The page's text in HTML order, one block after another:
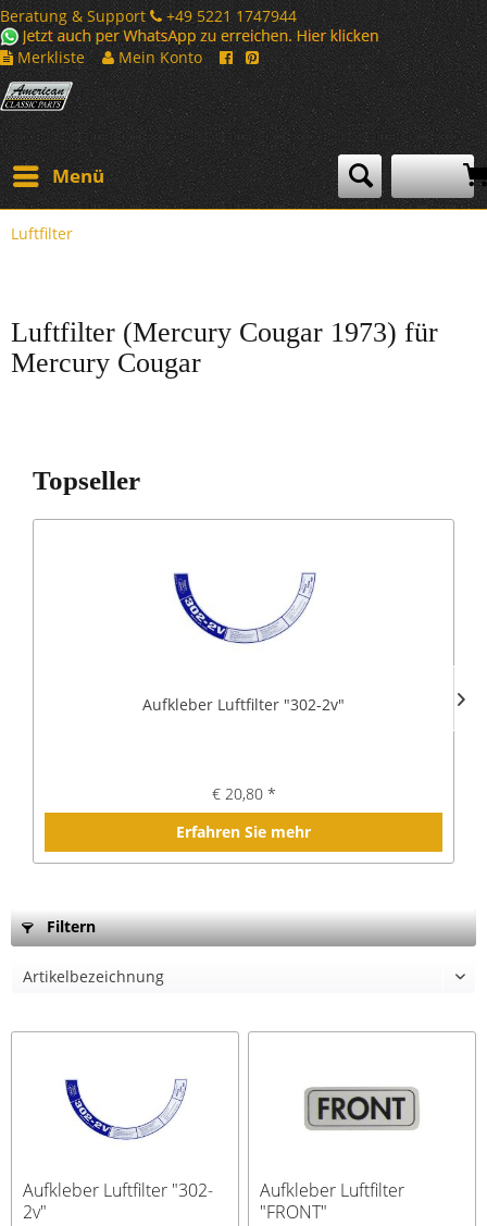
Beratung & Support
+49 5221 1747944
Merkliste
Mein Konto
Menü
Luftfilter
Luftfilter (Mercury Cougar 1973) für
Mercury Cougar
Topseller
Aufkleber Luftfilter "302-2v"
€ 20,80 *
Erfahren Sie mehr
Filtern
Aufkleber Luftfilter "302-
2v"
Aufkleber Luftfilter
"FRONT"